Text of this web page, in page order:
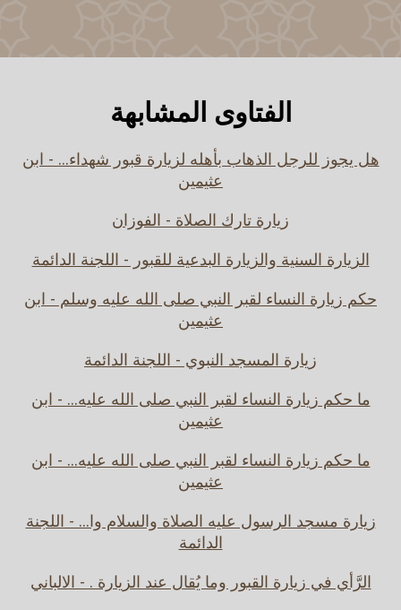
الفتاوى المشابهة
هل يجوز للرجل الذهاب بأهله لزيارة قبور شهداء... - ابن
عثيمين
زيارة تارك الصلاة - الفوزان
الزيارة السنية والزيارة البدعية للقبور - اللجنة الدائمة
حكم زيارة النساء لقبر النبي صلى الله عليه وسلم - ابن
عثيمين
زيارة المسجد النبوي - اللجنة الدائمة
ما حكم زيارة النساء لقبر النبي صلى الله عليه... - ابن
عثيمين
ما حكم زيارة النساء لقبر النبي صلى الله عليه... - ابن
عثيمين
زيارة مسجد الرسول عليه الصلاة والسلام وا... - اللجنة
الدائمة
الرَّأي في زيارة القبور وما يُقال عند الزيارة . - الالباني